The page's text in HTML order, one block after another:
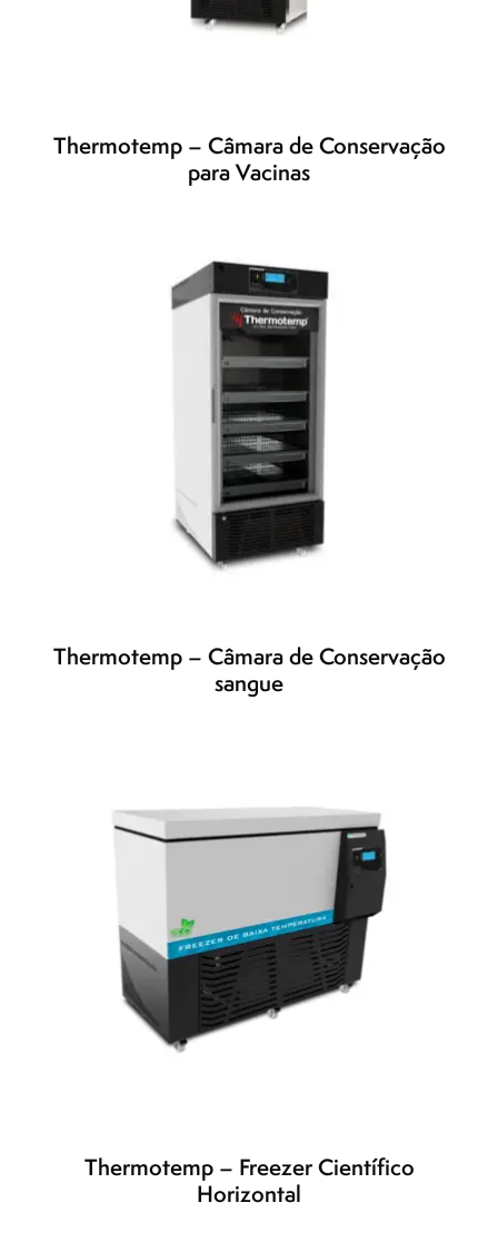
Thermotemp – Câmara de Conservação
para Vacinas
Thermotemp – Câmara de Conservação
sangue
Thermotemp – Freezer Científico
Horizontal